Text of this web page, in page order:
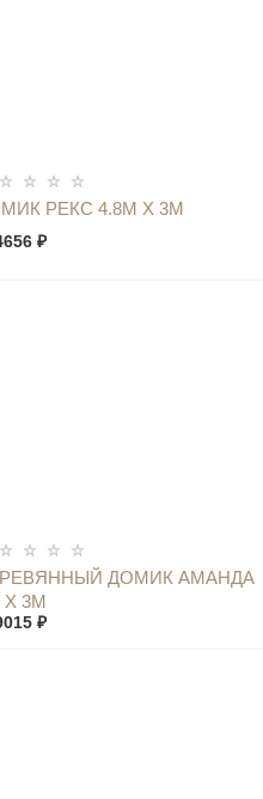
РЕКС 4.8М Х 3М
₽
КУПИТЬ
ДОМИК АМАНДА
Х 3М
₽
КУПИТЬ